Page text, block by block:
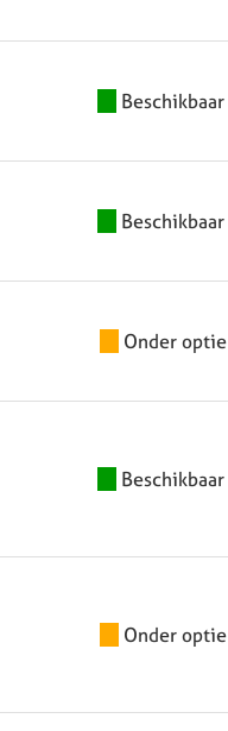
Beschikbaar
Beschikbaar
Onder optie
Beschikbaar
Onder optie